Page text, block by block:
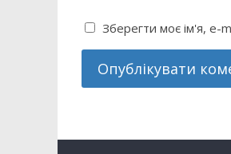
Зберегти моє ім'я, e-